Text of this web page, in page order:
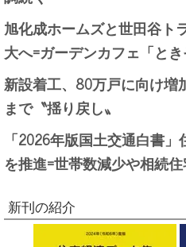
旭化成ホームズと世田谷ト
大へ=ガーデンカフェ「と
新設着工、80万戸に向け増
まで〝揺り戻し〟
「2026年版国土交通白書
を推進=世帯数減少や相続
新刊の紹介